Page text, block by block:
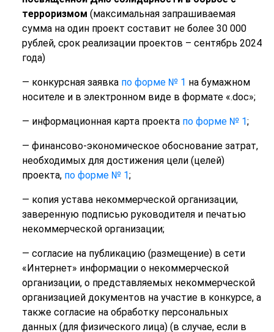
терроризмом (максимальная запрашиваемая
сумма на один проект составит не более 30 000
рублей, срок реализации проектов – сентябрь 2024
года)
— конкурсная заявка по форме № 1 на бумажном
носителе и в электронном виде в формате «.doc»;
— информационная карта проекта по форме № 1;
— финансово-экономическое обоснование затрат,
необходимых для достижения цели (целей)
проекта, по форме № 1;
— копия устава некоммерческой организации,
заверенную подписью руководителя и печатью
некоммерческой организации;
— согласие на публикацию (размещение) в сети
«Интернет» информации о некоммерческой
организации, о представляемых некоммерческой
организацией документов на участие в конкурсе, а
также согласие на обработку персональных
данных (для физического лица) (в случае, если в